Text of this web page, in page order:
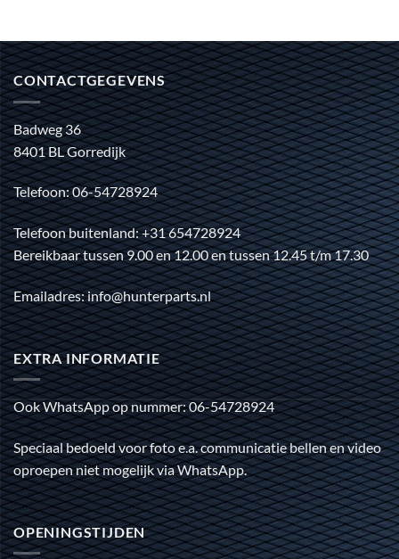
CONTACTGEGEVENS
Badweg 36
8401 BL Gorredijk
Telefoon: 06-54728924
Telefoon buitenland: +31 654728924
Bereikbaar tussen 9.00 en 12.00 en tussen 12.45 t/m 17.30
Emailadres: info@hunterparts.nl
EXTRA INFORMATIE
Ook WhatsApp op nummer: 06-54728924
Speciaal bedoeld voor foto e.a. communicatie bellen en video
oproepen niet mogelijk via WhatsApp.
OPENINGSTIJDEN